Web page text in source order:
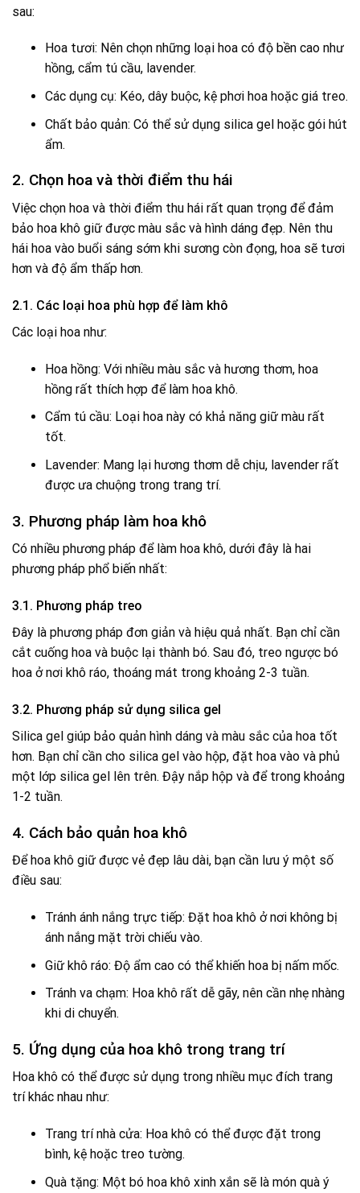
sau:
Hoa tươi: Nên chọn những loại hoa có độ bền cao như
hồng, cẩm tú cầu, lavender.
Các dụng cụ: Kéo, dây buộc, kệ phơi hoa hoặc giá treo.
Chất bảo quản: Có thể sử dụng silica gel hoặc gói hút
ẩm.
2. Chọn hoa và thời điểm thu hái
Việc chọn hoa và thời điểm thu hái rất quan trọng để đảm
bảo hoa khô giữ được màu sắc và hình dáng đẹp. Nên thu
hái hoa vào buổi sáng sớm khi sương còn đọng, hoa sẽ tươi
hơn và độ ẩm thấp hơn.
2.1. Các loại hoa phù hợp để làm khô
Các loại hoa như:
Hoa hồng: Với nhiều màu sắc và hương thơm, hoa
hồng rất thích hợp để làm hoa khô.
Cẩm tú cầu: Loại hoa này có khả năng giữ màu rất
tốt.
Lavender: Mang lại hương thơm dễ chịu, lavender rất
được ưa chuộng trong trang trí.
3. Phương pháp làm hoa khô
Có nhiều phương pháp để làm hoa khô, dưới đây là hai
phương pháp phổ biến nhất:
3.1. Phương pháp treo
Đây là phương pháp đơn giản và hiệu quả nhất. Bạn chỉ cần
cắt cuống hoa và buộc lại thành bó. Sau đó, treo ngược bó
hoa ở nơi khô ráo, thoáng mát trong khoảng 2-3 tuần.
3.2. Phương pháp sử dụng silica gel
Silica gel giúp bảo quản hình dáng và màu sắc của hoa tốt
hơn. Bạn chỉ cần cho silica gel vào hộp, đặt hoa vào và phủ
một lớp silica gel lên trên. Đậy nắp hộp và để trong khoảng
1-2 tuần.
4. Cách bảo quản hoa khô
Để hoa khô giữ được vẻ đẹp lâu dài, bạn cần lưu ý một số
điều sau:
Tránh ánh nắng trực tiếp: Đặt hoa khô ở nơi không bị
ánh nắng mặt trời chiếu vào.
Giữ khô ráo: Độ ẩm cao có thể khiến hoa bị nấm mốc.
Tránh va chạm: Hoa khô rất dễ gãy, nên cần nhẹ nhàng
khi di chuyển.
5. Ứng dụng của hoa khô trong trang trí
Hoa khô có thể được sử dụng trong nhiều mục đích trang
trí khác nhau như:
Trang trí nhà cửa: Hoa khô có thể được đặt trong
bình, kệ hoặc treo tường.
Quà tặng: Một bó hoa khô xinh xắn sẽ là món quà ý